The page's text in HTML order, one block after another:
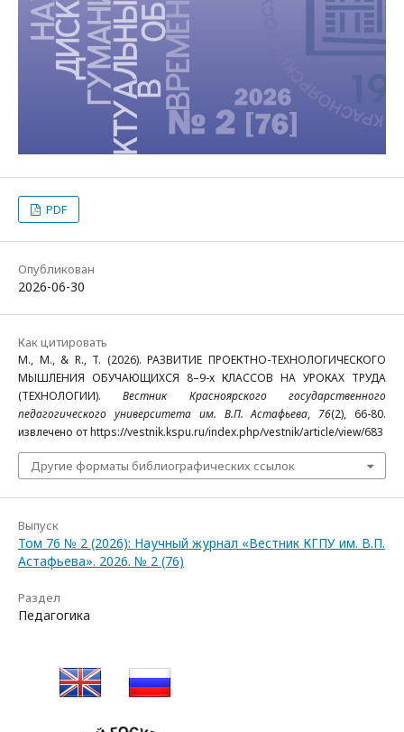
PDF
Опубликован
2026-06-30
Как цитировать
M., M., & R., T. (2026). РАЗВИТИЕ ПРОЕКТНО-ТЕХНОЛОГИЧЕСКОГО
МЫШЛЕНИЯ ОБУЧАЮЩИХСЯ 8–9-х КЛАССОВ НА УРОКАХ ТРУДА
(ТЕХНОЛОГИИ).Вестник Красноярского государственного
педагогического университета им. В.П. Астафьева, 76(2), 66-80.
извлечено от https://vestnik.kspu.ru/index.php/vestnik/article/view/683
Другие форматы библиографических ссылок
Выпуск
Том 76 № 2 (2026): Научный журнал «Вестник КГПУ им. В.П.
Астафьева». 2026. № 2 (76)
Раздел
Педагогика